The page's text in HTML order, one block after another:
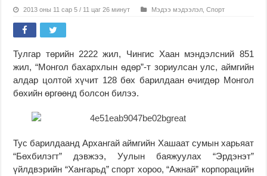
2013 оны 11 сар 5 / 11 цаг 26 минут Мэдээ мэдээлэл ,Спорт
Тулгар төрийн 2222 жил, Чингис Хаан мэндэлсний 851
жил, “Монгол бахархлын өдөр”-т зориулсан улс, аймгийн
алдар цолтой хүчит 128 бөх барилдаан өчигдөр Монгол
бөхийн өргөөнд болсон билээ.
Тус барилдаанд Архангай аймгийн Хашаат сумын харьяат
“Бөхбилэгт” дэвжээ, Уулын баяжуулах “Эрдэнэт”
үйлдвэрийн “Хангарьд” спорт хороо, “Ажнай” корпорацийн